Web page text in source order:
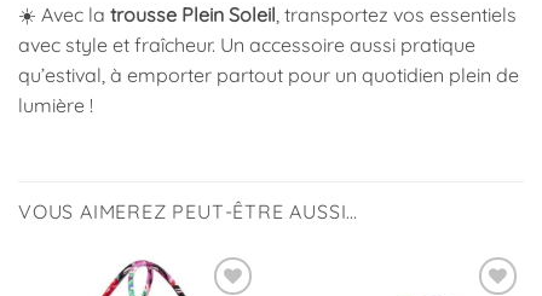
☀️ Avec la trousse Plein Soleil , transportez vos essentiels
avec style et fraîcheur. Un accessoire aussi pratique
qu’estival, à emporter partout pour un quotidien plein de
lumière !
VOUS AIMEREZ PEUT-ÊTRE AUSSI…